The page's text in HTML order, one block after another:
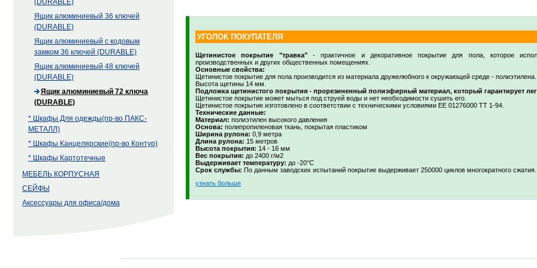
(DURABLE)
Ящик алюминиевый 36 ключей
(DURABLE)
Ящик алюминиевый с кодовым
замком 36 ключей (DURABLE)
Ящик алюминиевый 48 ключей
(DURABLE)
Ящик алюминиевый 72 ключа
(DURABLE)
* Шкафы Для одежды(пр-во ПАКС-
МЕТАЛЛ)
* Шкафы Канцелярские(пр-во Контур)
* Шкафы Картотечные
МЕБЕЛЬ КОРПУСНАЯ
СЕЙФЫ
Аксессуары для офиса/дома
УГОЛОК ПОКУПАТЕЛЯ
Щетинистое покрытие "травка"- практичное и декоративное покрытие для пола, которое
производственных и других общественных помещениях.
Основные свойства:
Щетинистое покрытие для пола производится из материала дружелюбного к окружающей среде - полиэтилена.
Высота щетины 14 мм.
Подложка щетинистого покрытия - прорезиненный полиэфирный материал, который гарантирует
Щетинистое покрытие может мыться под струей воды и нет необходимости сушить его.
Щетинистое покрытие изготовлено в соответствии с техническими условиями ЕЕ 01276000 ТТ 1-94.
Технические данные:
Материал: полиэтилен высокого давления
Основа: полипропиленовая ткань, покрытая пластиком
Ширина рулона: 0,9 метра
Длина рулона: 15 метров
Высота покрытия: 14 - 16 мм
Вес покрытия: до 2400 г/м2
Выдерживает температуру: до -20°С
Срок службы: По данным заводских испытаний покрытие выдерживает 250000 циклов многократного сжатия.
узнать больше